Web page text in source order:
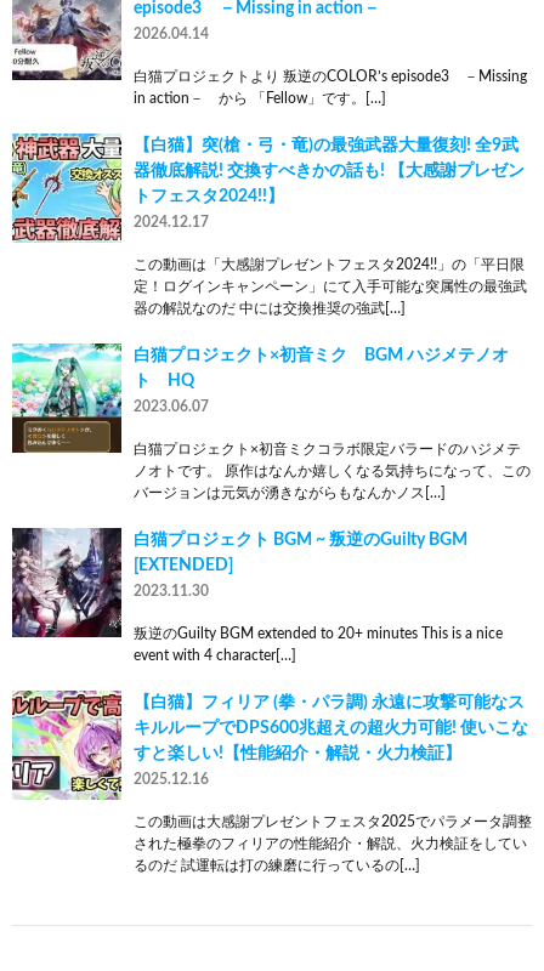
episode3 －Missing in action－
2026.04.14
白猫プロジェクトより 叛逆のCOLOR’s episode3 －Missing
in action－ から 「Fellow」です。[…]
【白猫】突(槍・弓・竜)の最強武器大量復刻! 全9武
器徹底解説! 交換すべきかの話も! 【大感謝プレゼン
トフェスタ2024!!】
2024.12.17
この動画は「大感謝プレゼントフェスタ2024!!」の「平日限
定！ログインキャンペーン」にて入手可能な突属性の最強武
器の解説なのだ 中には交換推奨の強武[…]
白猫プロジェクト×初音ミク BGM ハジメテノオ
ト HQ
2023.06.07
白猫プロジェクト×初音ミクコラボ限定バラードのハジメテ
ノオトです。 原作はなんか嬉しくなる気持ちになって、この
バージョンは元気が湧きながらもなんかノス[…]
白猫プロジェクト BGM ~ 叛逆のGuilty BGM
[EXTENDED]
2023.11.30
叛逆のGuilty BGM extended to 20+ minutes This is a nice
event with 4 character[…]
【白猫】フィリア (拳・パラ調) 永遠に攻撃可能なス
キルループでDPS600兆超えの超火力可能! 使いこな
すと楽しい!【性能紹介・解説・火力検証】
2025.12.16
この動画は大感謝プレゼントフェスタ2025でパラメータ調整
された極拳のフィリアの性能紹介・解説、火力検証をしてい
るのだ 試運転は打の練磨に行っているの[…]